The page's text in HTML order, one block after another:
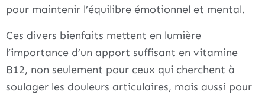
pour maintenir l’équilibre émotionnel et mental.
Ces divers bienfaits mettent en lumière
l’importance d’un apport suffisant en vitamine
B12, non seulement pour ceux qui cherchent à
soulager les douleurs articulaires, mais aussi pour